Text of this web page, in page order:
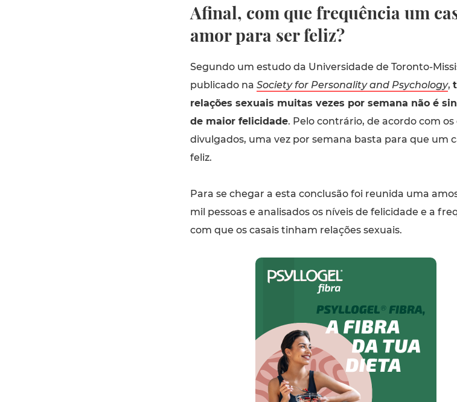
Afinal, com que frequência um
amor para ser feliz?
Segundo um estudo da Universidade de Toronto-
publicado na Society for Personality and Psychology,
relações sexuais muitas vezes por semana não é
de maior felicidade. Pelo contrário, de acordo com os
divulgados, uma vez por semana basta para que um
feliz.
Para se chegar a esta conclusão foi reunida uma
mil pessoas e analisados os níveis de felicidade e a
com que os casais tinham relações sexuais.